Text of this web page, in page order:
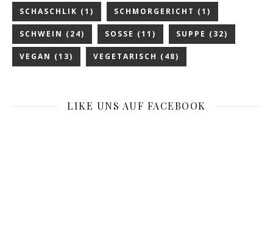
SCHASCHLIK (1) SCHMORGERICHT (1)
SCHWEIN (24) SOSSE (11) SUPPE (32)
VEGAN (13) VEGETARISCH (48)
LIKE UNS AUF FACEBOOK